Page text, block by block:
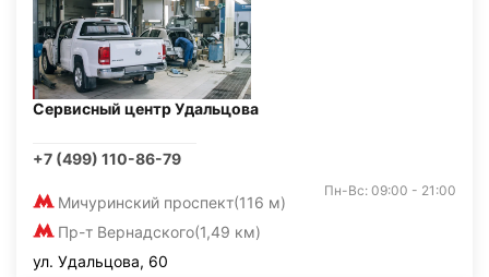
Сервисный центр Удальцова
+7 (499) 110-86-79
Мичуринский проспект(116 м)
Пр-т Вернадского(1,49 км)
Пн-Вс: 09:00 - 21:00
ул. Удальцова, 60